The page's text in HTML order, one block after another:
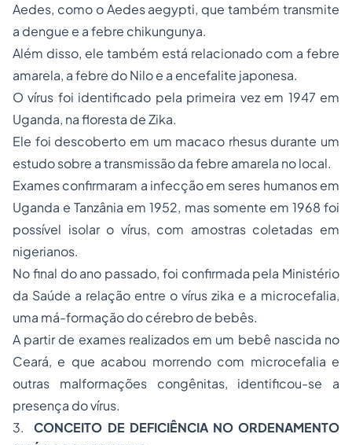
Aedes, como oAedes aegypti, que também transmite
a dengue e a febre chikungunya.
Além disso, ele também está relacionado com a febre
amarela, a febre do Nilo e a encefalite japonesa.
O vírus foi identificado pela primeira vez em 1947 em
Uganda, na floresta de Zika.
Ele foi descoberto em um macaco rhesus durante um
estudo sobre a transmissão da febre amarela no local.
Exames confirmaram a infecção em seres humanos em
Uganda e Tanzânia em 1952, mas somente em 1968 foi
possível isolar o vírus, com amostras coletadas em
nigerianos.
No final do ano passado, foi confirmada pela Ministério
da Saúde a relação entre o vírus zika e a microcefalia,
uma má-formação do cérebro de bebês.
A partir de exames realizados em um bebê nascida no
Ceará, e que acabou morrendo com microcefalia e
outras malformações congênitas, identificou-se a
presença do vírus.
3.CONCEITO DE DEFICIÊNCIA NO ORDENAMENTO